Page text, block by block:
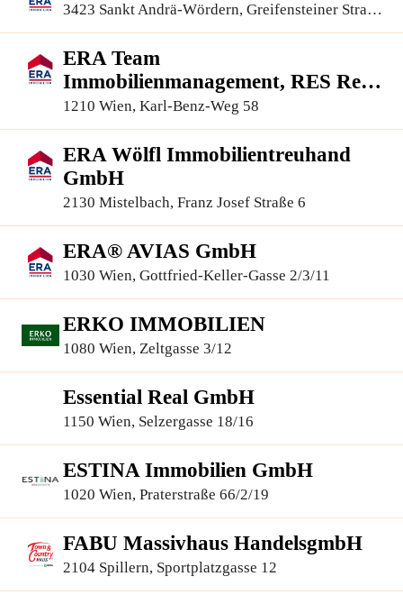
3423 Sankt Andrä-Wördern, Greifensteiner Straße
ERA Team
Immobilienmanagement, RES Real
Estate Services GmbH
1210 Wien, Karl-Benz-Weg 58
ERA Wölfl Immobilientreuhand
GmbH
2130 Mistelbach, Franz Josef Straße 6
ERA® AVIAS GmbH
1030 Wien, Gottfried-Keller-Gasse 2/3/11
ERKO IMMOBILIEN
1080 Wien, Zeltgasse 3/12
Essential Real GmbH
1150 Wien, Selzergasse 18/16
ESTINA Immobilien GmbH
1020 Wien, Praterstraße 66/2/19
FABU Massivhaus HandelsgmbH
2104 Spillern, Sportplatzgasse 12